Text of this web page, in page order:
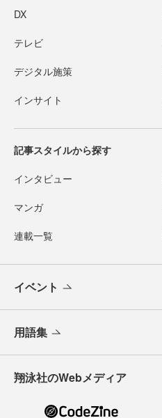
DX
テレビ
デジタル施策
インサイト
記事スタイルから探す
インタビュー
マンガ
連載一覧
イベント
用語集
翔泳社のWebメディア